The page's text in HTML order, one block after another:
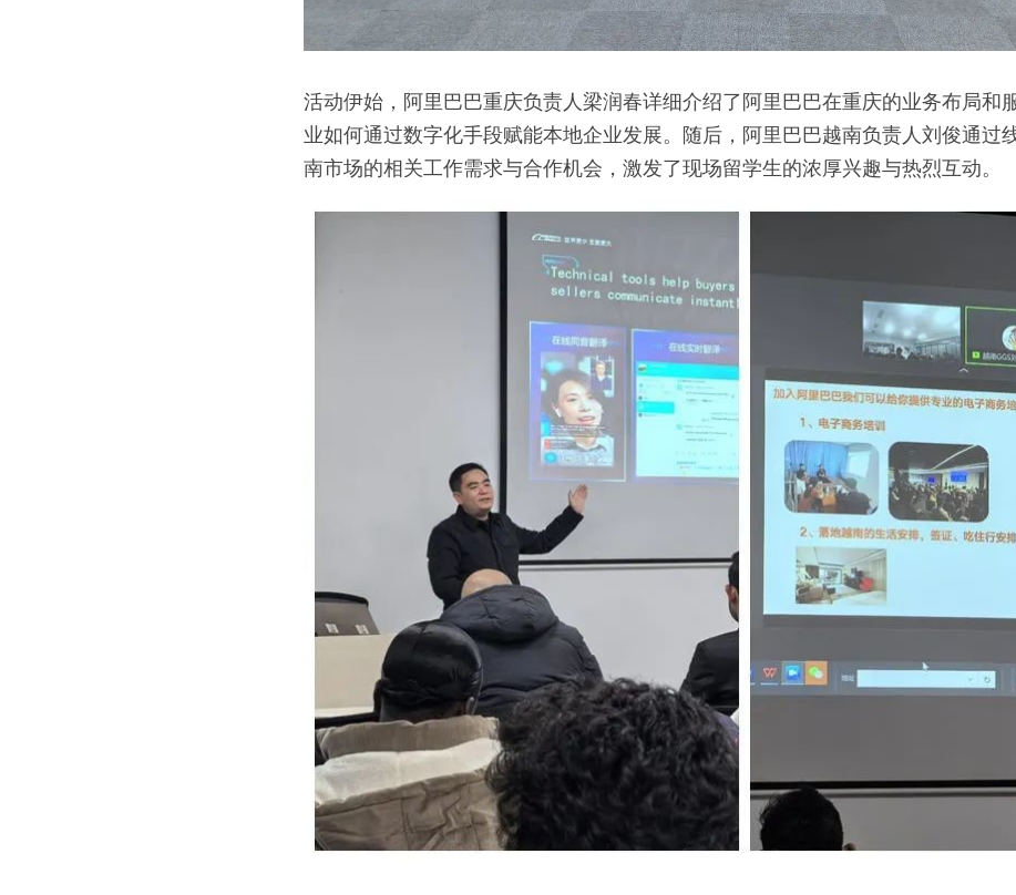
活动伊始，阿里巴巴重庆负责人梁润春详细介绍了阿里巴巴在重庆的业务布局和
业如何通过数字化手段赋能本地企业发展。随后，阿里巴巴越南负责人刘俊通过
南市场的相关工作需求与合作机会，激发了现场留学生的浓厚兴趣与热烈互动。